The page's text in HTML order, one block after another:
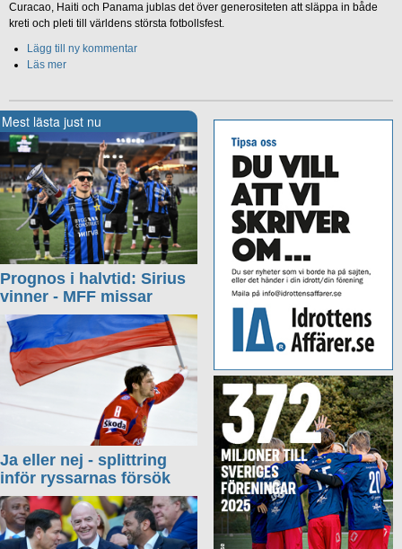
Curacao, Haiti och Panama jublas det över generositeten att släppa in både
kreti och pleti till världens största fotbollsfest.
Lägg till ny kommentar
Läs mer
Mest lästa just nu
Prognos i halvtid: Sirius
vinner - MFF missar
Ja eller nej - splittring
inför ryssarnas försök